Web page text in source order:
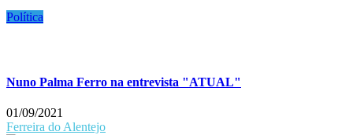
Política
Nuno Palma Ferro na entrevista "ATUAL"
01/09/2021
Ferreira do Alentejo